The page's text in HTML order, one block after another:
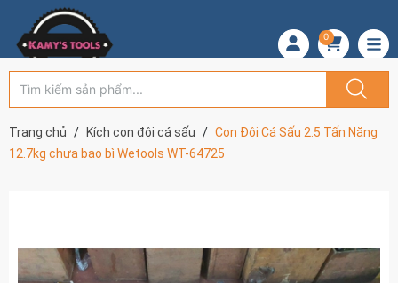
0
Trang chủ Kích con đội cá sấu
Con Đội Cá Sấu 2.5 Tấn Nặng
12.7kg chưa bao bì Wetools WT-64725